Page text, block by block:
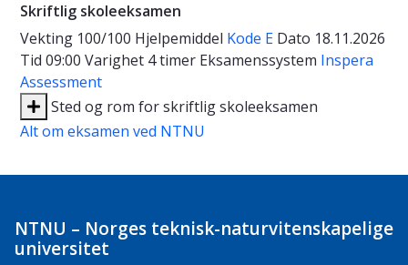
Skriftlig skoleeksamen
Vekting 100/100 Hjelpemiddel Kode E Dato 18.11.2026
Tid 09:00 Varighet 4 timer Eksamenssystem Inspera
Assessment
Sted og rom for skriftlig skoleeksamen
Alt om eksamen ved NTNU
NTNU – Norges teknisk-naturvitenskapelige
universitet